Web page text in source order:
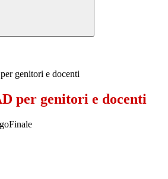
genitori e docenti
per genitori e docenti